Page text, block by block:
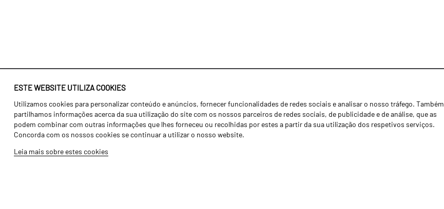
ESTE WEBSITE UTILIZA COOKIES
Utilizamos cookies para personalizar conteúdo e anúncios, fornecer funcionalidades de redes sociais e analisar o nosso tráfego. Também
partilhamos informações acerca da sua utilização do site com os nossos parceiros de redes sociais, de publicidade e de análise, que as
podem combinar com outras informações que lhes forneceu ou recolhidas por estes a partir da sua utilização dos respetivos serviços.
Concorda com os nossos cookies se continuar a utilizar o nosso website.
Leia mais sobre estes cookies
Identidade
História
Fábrica / Produção
Recursos Humanos
Agricultura
Transportes
Gama Floresta
Notícias
Concessionários